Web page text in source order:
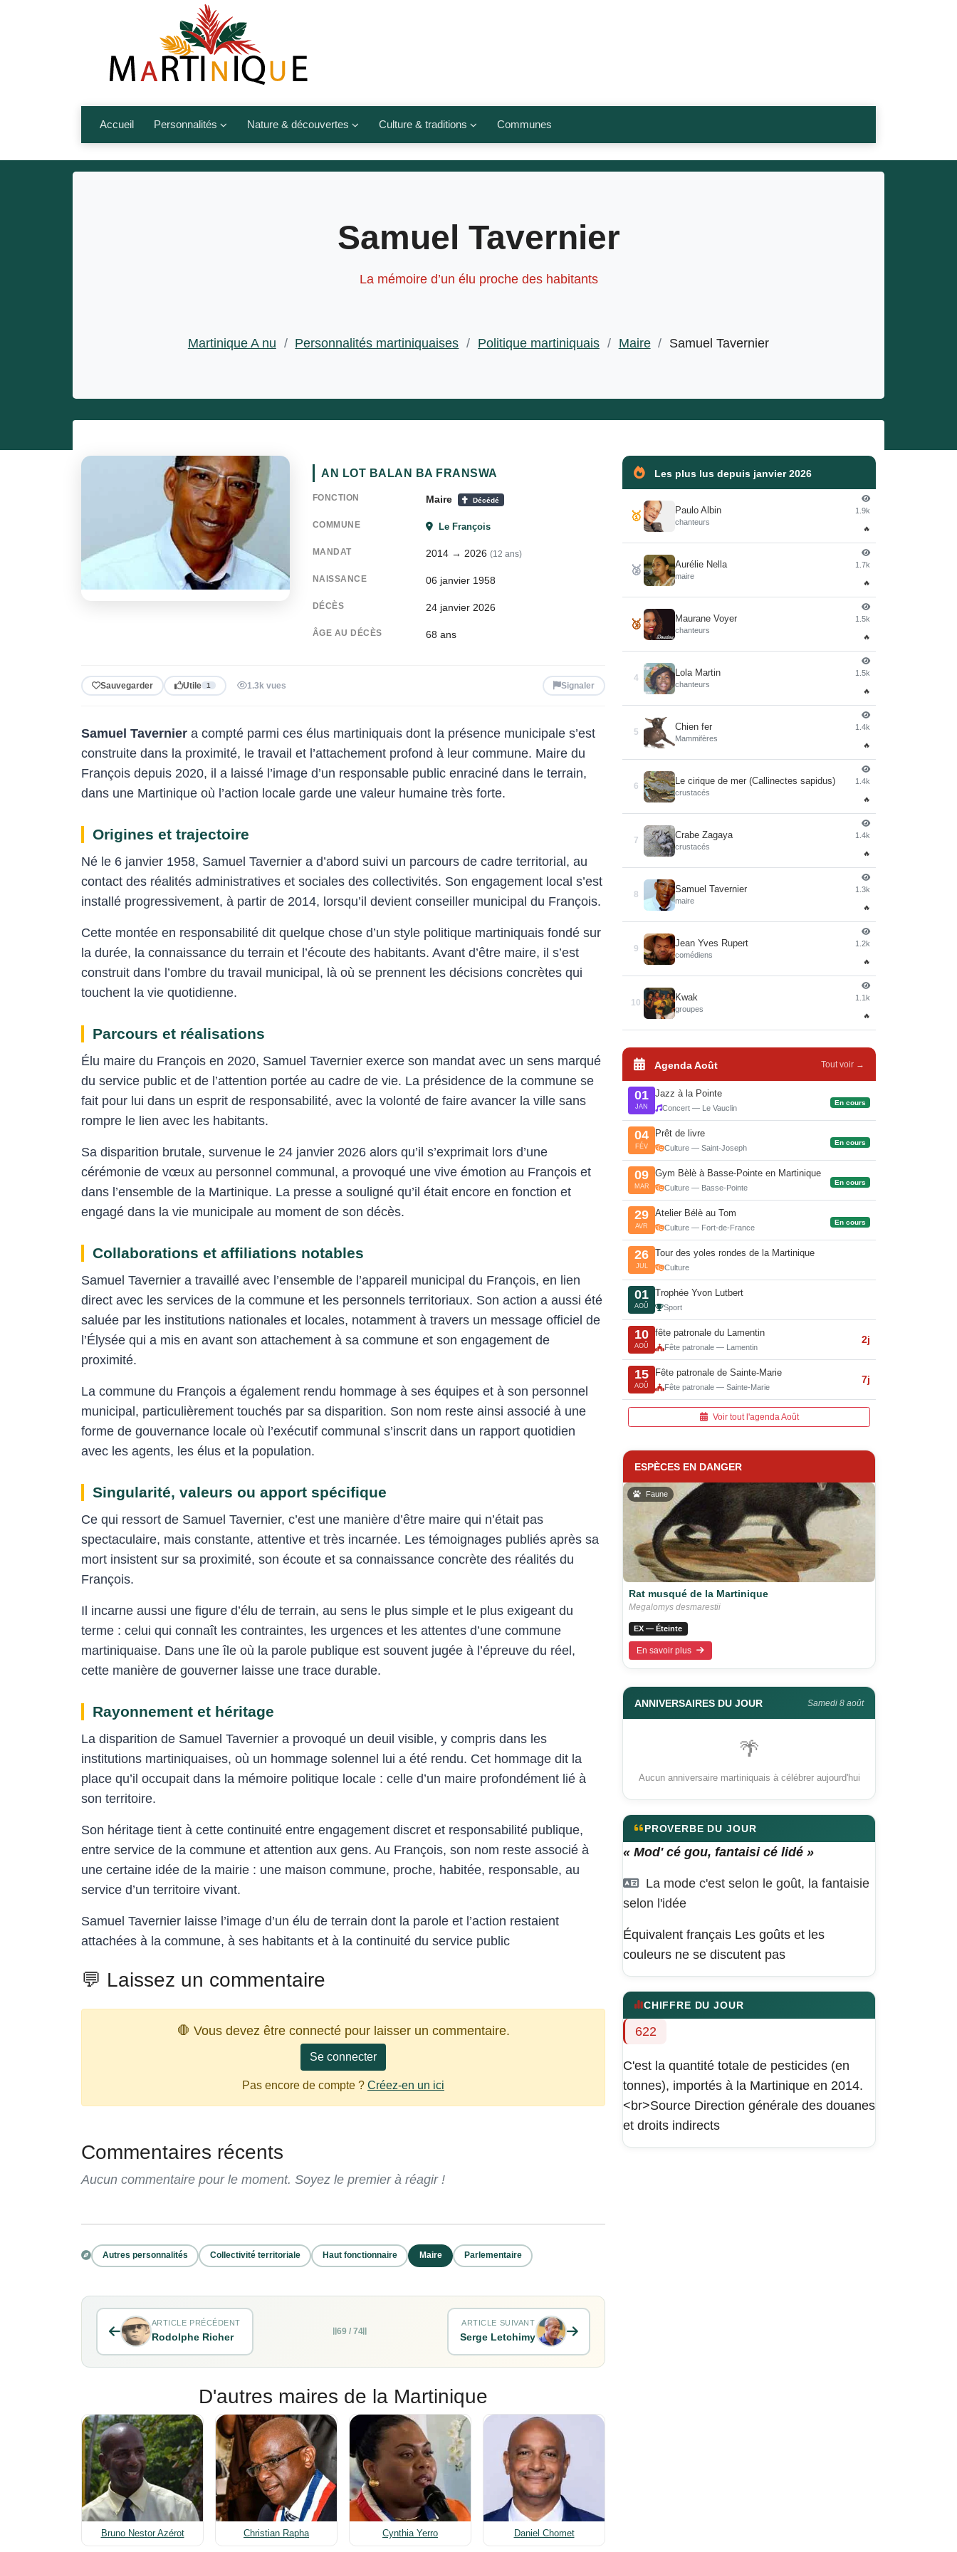
Accueil Personnalités
Artistes
Nature & découvertes
Fleurs, fruits, légumes
Montagnes et rivières
Culture & traditions
Culte et religions
populaires
Communes
Samuel Tavernier
La mémoire d’un élu proche des habitants
Martinique A nu / Personnalités martiniquaises / Politique martiniquais / Maire / Samuel Tavernier
AN LOT BALAN BA FRANSWA
FONCTION Maire Décédé
COMMUNE Le François
MANDAT 2014 → 2026 (12 ans)
NAISSANCE 06 janvier 1958
DÉCÈS 24 janvier 2026
ÂGE AU DÉCÈS 68 ans
Sauvegarder Utile 1 1.3k vues Signaler
Samuel Tavernier a compté parmi ces élus martiniquais dont la présence municipale s’est
construite dans la proximité, le travail et l’attachement profond à leur commune. Maire du
François depuis 2020, il a laissé l’image d’un responsable public enraciné dans le terrain,
dans une Martinique où l’action locale garde une valeur humaine très forte.
Origines et trajectoire
Né le 6 janvier 1958, Samuel Tavernier a d’abord suivi un parcours de cadre territorial, au
contact des réalités administratives et sociales des collectivités. Son engagement local s’est
installé progressivement, à partir de 2014, lorsqu’il devient conseiller municipal du François.
Cette montée en responsabilité dit quelque chose d’un style politique martiniquais fondé sur
la durée, la connaissance du terrain et l’écoute des habitants. Avant d’être maire, il s’est
construit dans l’ombre du travail municipal, là où se prennent les décisions concrètes qui
touchent la vie quotidienne.
Parcours et réalisations
Élu maire du François en 2020, Samuel Tavernier exerce son mandat avec un sens marqué
du service public et de l’attention portée au cadre de vie. La présidence de la commune se
fait pour lui dans un esprit de responsabilité, avec la volonté de faire avancer la ville sans
rompre le lien avec les habitants.
Sa disparition brutale, survenue le 24 janvier 2026 alors qu’il s’exprimait lors d’une
cérémonie de vœux au personnel communal, a provoqué une vive émotion au François et
dans l’ensemble de la Martinique. La presse a souligné qu’il était encore en fonction et
engagé dans la vie municipale au moment de son décès.
Collaborations et affiliations notables
Samuel Tavernier a travaillé avec l’ensemble de l’appareil municipal du François, en lien
direct avec les services de la commune et les personnels territoriaux. Son action a aussi été
saluée par les institutions nationales et locales, notamment à travers un message officiel de
l’Élysée qui a mis en avant son attachement à sa commune et son engagement de
proximité.
La commune du François a également rendu hommage à ses équipes et à son personnel
municipal, particulièrement touchés par sa disparition. Son nom reste ainsi associé à une
forme de gouvernance locale où l’exécutif communal s’inscrit dans un rapport quotidien
avec les agents, les élus et la population.
Singularité, valeurs ou apport spécifique
Ce qui ressort de Samuel Tavernier, c’est une manière d’être maire qui n’était pas
spectaculaire, mais constante, attentive et très incarnée. Les témoignages publiés après sa
mort insistent sur sa proximité, son écoute et sa connaissance concrète des réalités du
François.
Il incarne aussi une figure d’élu de terrain, au sens le plus simple et le plus exigeant du
terme : celui qui connaît les contraintes, les urgences et les attentes d’une commune
martiniquaise. Dans une île où la parole publique est souvent jugée à l’épreuve du réel,
cette manière de gouverner laisse une trace durable.
Rayonnement et héritage
La disparition de Samuel Tavernier a provoqué un deuil visible, y compris dans les
institutions martiniquaises, où un hommage solennel lui a été rendu. Cet hommage dit la
place qu’il occupait dans la mémoire politique locale : celle d’un maire profondément lié à
son territoire.
Son héritage tient à cette continuité entre engagement discret et responsabilité publique,
entre service de la commune et attention aux gens. Au François, son nom reste associé à
une certaine idée de la mairie : une maison commune, proche, habitée, responsable, au
service d’un territoire vivant.
Samuel Tavernier laisse l’image d’un élu de terrain dont la parole et l’action restaient
attachées à la commune, à ses habitants et à la continuité du service public
💬 Laissez un commentaire
🛑 Vous devez être connecté pour laisser un commentaire.
Se connecter
Pas encore de compte ? Créez-en un ici
Commentaires récents
Aucun commentaire pour le moment. Soyez le premier à réagir !
Autres personnalités Collectivité territoriale Haut fonctionnaire Maire Parlementaire
ARTICLE PRÉCÉDENT
Rodolphe Richer
69 / 74
ARTICLE SUIVANT
Serge Letchimy
D'autres maires de la Martinique
Bruno Nestor Azérot Christian Rapha Cynthia Yerro Daniel Chomet
Les plus lus depuis janvier 2026
🥇 Paulo Albin
chanteurs
1.9k
🔥
🥈 Aurélie Nella
maire
1.7k
🔥
🥉 Maurane Voyer
chanteurs
1.5k
🔥
4
Lola Martin
chanteurs
1.5k
🔥
5
Chien fer
Mammifères
1.4k
🔥
6
Le cirique de mer (Callinectes sapidus)
crustacés
1.4k
🔥
7
Crabe Zagaya
crustacés
1.4k
🔥
8
Samuel Tavernier
maire
1.3k
🔥
9
Jean Yves Rupert
comédiens
1.2k
🔥
10
Kwak
groupes
1.1k
🔥
Agenda Août Tout voir →
01
JAN
Jazz à la Pointe
Concert — Le Vauclin
En cours
04
FÉV
Prêt de livre
Culture — Saint-Joseph
En cours
09
MAR
Gym Bèlè à Basse-Pointe en Martinique
Culture — Basse-Pointe
En cours
29
AVR
Atelier Bélè au Tom
Culture — Fort-de-France
En cours
26
JUL
Tour des yoles rondes de la Martinique
Culture
01
AOÛ
Trophée Yvon Lutbert
Sport
10
AOÛ
fête patronale du Lamentin
Fête patronale — Lamentin
2j
15
AOÛ
Fête patronale de Sainte-Marie
Fête patronale — Sainte-Marie
7j
Voir tout l'agenda Août
ESPÈCES EN DANGER
Faune
Rat musqué de la Martinique
Megalomys desmarestii
EX — Éteinte
En savoir plus
ANNIVERSAIRES DU JOUR Samedi 8 août
🌴
Aucun anniversaire martiniquais à célébrer aujourd'hui
PROVERBE DU JOUR
« Mod' cé gou, fantaisi cé lidé »
La mode c'est selon le goût, la fantaisie
selon l'idée
Équivalent français Les goûts et les
couleurs ne se discutent pas
CHIFFRE DU JOUR
622
C'est la quantité totale de pesticides (en
tonnes), importés à la Martinique en 2014.
<br>Source Direction générale des douanes
et droits indirects